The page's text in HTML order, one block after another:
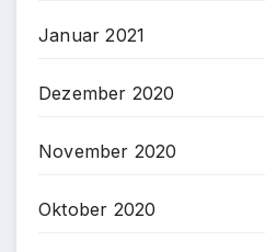
Januar 2021
Dezember 2020
November 2020
Oktober 2020